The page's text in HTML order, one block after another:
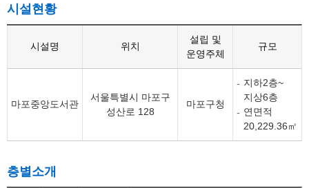
시설현황
시설명 위치
설립 및
운영주체
규모
마포중앙도서관
서울특별시 마포구
성산로 128
마포구청
지하2층~
지상6층
연면적
20,229.36㎡
층별소개